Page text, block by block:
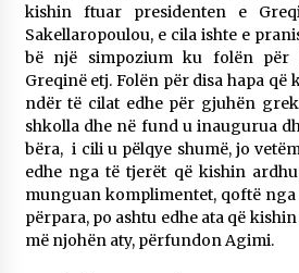
kishin ftuar presidenten e
Sakellaropoulou, e cila ishte e
bë një simpozium ku folën për
Greqinë etj. Folën për disa hapa që
ndër të cilat edhe për gjuhën
shkolla dhe në fund u inaugurua
bëra, i cili u pëlqye shumë, jo
edhe nga të tjerët që kishin
munguan komplimentet, qoftë
përpara, po ashtu edhe ata që
më njohën aty, përfundon Agimi.